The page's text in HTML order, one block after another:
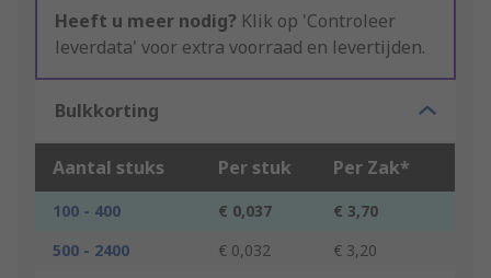
Heeft u meer nodig? Klik op 'Controleer
leverdata' voor extra voorraad en levertijden.
Bulkkorting
Aantal stuks Per stuk Per Zak*
100 - 400 € 0,037
€ 3,70
500 - 2400
€ 0,032
€ 3,20